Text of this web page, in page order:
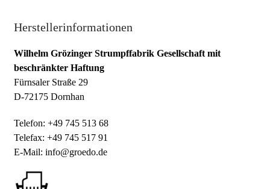
Herstellerinformationen
Wilhelm Grözinger Strumpffabrik Gesellschaft mit
beschränkter Haftung
Fürnsaler Straße 29
D-72175 Dornhan
Telefon: +49 745 513 68
Telefax: +49 745 517 91
E-Mail: info@groedo.de